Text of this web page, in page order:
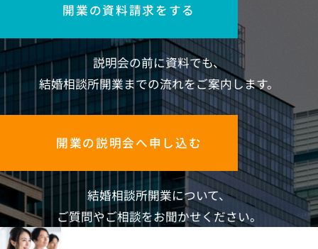
NNRでは加盟店様のサポートのみに絞ったサービスを
提供しているため、自社で結婚相談所（直営店）の運
営を行っておりません。直営店の経営は会員様の集客
や社員育成など、広告費・人件費・テナント費などで
大きな運営コストがかかります。NNRではできるだけ
余計な支出を抑えることで、加盟店様にお喜びいただ
ける料金設定を実現しています。
提供しているサービスの質は他連盟様と比較しても十
分優れており、多くの開業者様にご満足いただいてお
ります。
開業の資料請求をする
説明会の前に資料でも、
結婚相談所開業までの流れをご案内します。
開業の説明会へ申し込む
結婚相談所開業について、
ご質問やご相談をお聞かせください。